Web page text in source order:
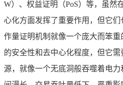
W）、权益证明（PoS）等，虽然
心化方面发挥了重要作用，但它
作量证明机制就像一个庞大而笨
的安全性和去中心化程度，但它
源，就像一个无底洞般吞噬着电